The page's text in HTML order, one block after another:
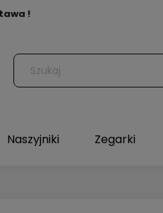
!
Naszyjniki Zegarki